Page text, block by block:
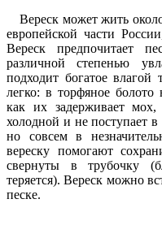
Вереск может жить
европейской части
Вереск предпочитает
различной степенью
подходит богатое влагой
легко: в торфяное
как их задерживает мох,
холодной и не поступает
но совсем в
вереску помогают
свернуты в трубочку
теряется). Вереск можно
песке.